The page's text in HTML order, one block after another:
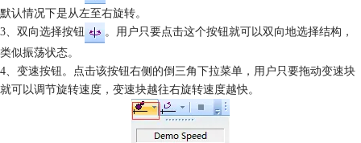
默认情况下是从左至右旋转。
3、双向选择按钮
。用户只要点击这个按钮就可以双向地选择结构，
类似振荡状态。
4、变速按钮。点击该按钮右侧的倒三角下拉菜单，用户只要拖动变速块
就可以调节旋转速度，变速块越往右旋转速度越快。